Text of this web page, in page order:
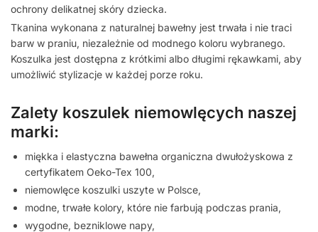
ochrony delikatnej skóry dziecka.
Tkanina wykonana z naturalnej bawełny jest trwała i nie traci
barw w praniu, niezależnie od modnego koloru wybranego.
Koszulka jest dostępna z krótkimi albo długimi rękawkami, aby
umożliwić stylizacje w każdej porze roku.
Zalety koszulek niemowlęcych naszej
marki:
miękka i elastyczna bawełna organiczna dwułożyskowa z
certyfikatem Oeko-Tex 100,
niemowlęce koszulki uszyte w Polsce,
modne, trwałe kolory, które nie farbują podczas prania,
wygodne, bezniklowe napy,